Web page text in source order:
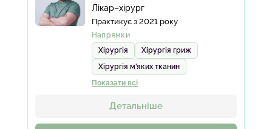
Лікар–хірург
Практикує з 2021 року
Напрямки
Хірургія
Хірургія гриж
Хірургія м'яких тканин
Показати всі
Детальніше